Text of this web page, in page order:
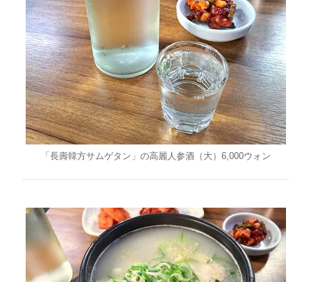
「長壽韓方サムゲタン」の高麗人参酒（大）6,000ウォン